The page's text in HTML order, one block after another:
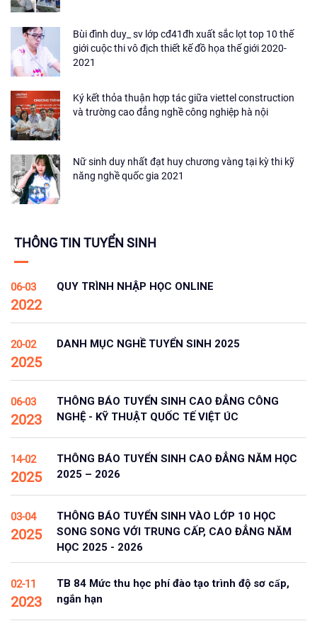
Bùi đình duy_ sv lớp cđ41đh xuất sắc lọt top 10 thế
giới cuộc thi vô địch thiết kế đồ họa thế giới 2020-
2021
Ký kết thỏa thuận hợp tác giữa viettel construction
và trường cao đẳng nghề công nghiệp hà nội
Nữ sinh duy nhất đạt huy chương vàng tại kỳ thi kỹ
năng nghề quốc gia 2021
THÔNG TIN TUYỂN SINH
06-03
2022
QUY TRÌNH NHẬP HỌC ONLINE
20-02
2025
DANH MỤC NGHỀ TUYỂN SINH 2025
06-03
2023
THÔNG BÁO TUYỂN SINH CAO ĐẲNG CÔNG
NGHỆ - KỸ THUẬT QUỐC TẾ VIỆT ÚC
14-02
2025
THÔNG BÁO TUYỂN SINH CAO ĐẲNG NĂM HỌC
2025 – 2026
03-04
2025
THÔNG BÁO TUYỂN SINH VÀO LỚP 10 HỌC
SONG SONG VỚI TRUNG CẤP, CAO ĐẲNG NĂM
HỌC 2025 - 2026
02-11
2023
TB 84 Mức thu học phí đào tạo trình độ sơ cấp,
ngắn hạn